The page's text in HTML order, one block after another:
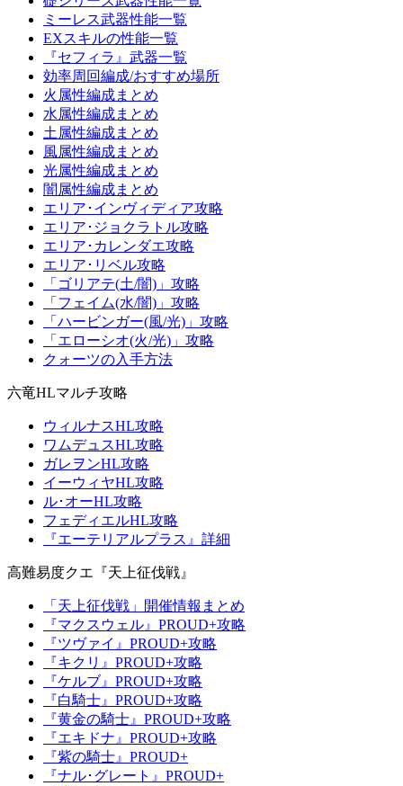
ミーレス武器性能一覧
EXスキルの性能一覧
『セフィラ』武器一覧
効率周回編成/おすすめ場所
火属性編成まとめ
水属性編成まとめ
土属性編成まとめ
風属性編成まとめ
光属性編成まとめ
闇属性編成まとめ
エリア･インヴィディア攻略
エリア･ジョクラトル攻略
エリア･カレンダエ攻略
エリア･リベル攻略
「ゴリアテ(土/闇)」攻略
「フェイム(水/闇)」攻略
「ハービンガー(風/光)」攻略
「エローシオ(火/光)」攻略
クォーツの入手方法
六竜HLマルチ攻略
ウィルナスHL攻略
ワムデュスHL攻略
ガレヲンHL攻略
イーウィヤHL攻略
ル･オーHL攻略
フェディエルHL攻略
『エーテリアルプラス』詳細
高難易度クエ『天上征伐戦』
「天上征伐戦」開催情報まとめ
『マクスウェル』PROUD+攻略
『ツヴァイ』PROUD+攻略
『キクリ』PROUD+攻略
『ケルブ』PROUD+攻略
『白騎士』PROUD+攻略
『黄金の騎士』PROUD+攻略
『エキドナ』PROUD+攻略
『紫の騎士』PROUD+
『ナル･グレート』PROUD+